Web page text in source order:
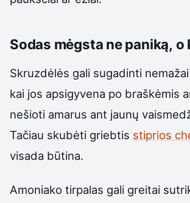
Sodas mėgsta ne paniką,
Skruzdėlės gali sugadinti
kai jos apsigyvena po braškėmis
nešioti amarus ant jaunų
Tačiau skubėti griebtis stiprios
visada būtina.
Amoniako tirpalas gali greitai